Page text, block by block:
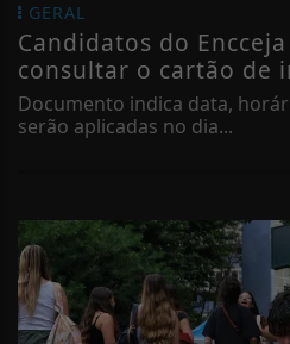
GERAL
Candidatos do
consultar o cartão de
Documento indica data,
serão aplicadas no dia...